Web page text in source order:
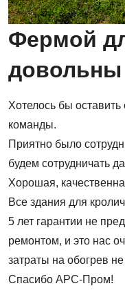
Фермой
довольны
Хотелось бы
команды.
Приятно было
будем сотрудничать
Хорошая,
Все здания для
5 лет гарантии не
ремонтом, и это нас
затраты на обогрев
Спасибо АРС-Пром!